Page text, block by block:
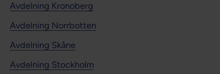
Avdelning Kronoberg
Avdelning Norrbotten
Avdelning Skåne
Avdelning Stockholm